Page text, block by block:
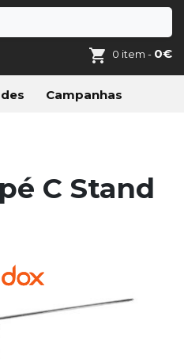
0 item - 0€
Campanhas
C Stand